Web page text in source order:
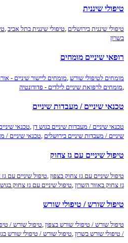
שיננית
שיננית בירושלים,טיפולי שיננית בתל אביב,טיפולי
שיניים מומחים
לטיפולי שורש ,מומחים ליישור שיניים -
לרפואת שיניים לילדים - פדודונטיה
שיניים / מעבדות שיניים
שיניים / מעבדות שיניים בגוש דן,טכנאי שיניים /
/ מעבדות שיניים בירושלים,טכנאי שיניים /
שיניים עם גז צחוק
שיניים עם גז צחוק בצפון ,טיפול שיניים עם גז
באזור השרון ,טיפול שיניים עם גז צחוק בגוש דן
שורש / טיפולי שורש
שורש / טיפולי שורש בצפון ,טיפול שורש / טיפולי
שורש בשרון ,טיפול שורש / טיפולי שורש בגוש דן